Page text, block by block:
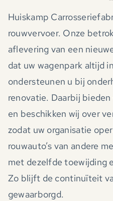
Huiskamp
rouwvervoer. Onze
aflevering van een
dat uw wagenpark altijd
ondersteunen u bij
renovatie. Daarbij
en beschikken wij over
zodat uw organisatie
rouwauto’s van andere
met dezelfde toewijding
Zo blijft de continuïteit
gewaarborgd.